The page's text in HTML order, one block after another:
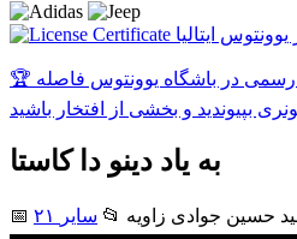
ایتالیا
🏆 فقط ۴ دقیقه با عضویت رسمی در باشگاه یوونتوس فاصله
به یاد دینو دا کاستا
📅 حسین جوادی زاويه 📂 سایر